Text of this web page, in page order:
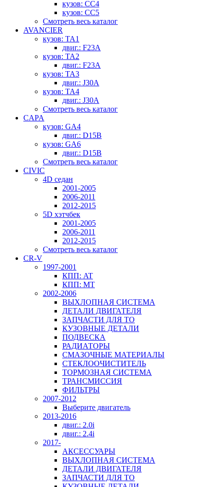
кузов: CC4
кузов: CC5
Смотреть весь каталог
AVANCIER
кузов: TA1
двиг.: F23A
кузов: TA2
двиг.: F23A
кузов: TA3
двиг.: J30A
кузов: TA4
двиг.: J30A
Смотреть весь каталог
CAPA
кузов: GA4
двиг.: D15B
кузов: GA6
двиг.: D15B
Смотреть весь каталог
CIVIC
4D седан
2001-2005
2006-2011
2012-2015
5D хэтчбек
2001-2005
2006-2011
2012-2015
Смотреть весь каталог
CR-V
1997-2001
КПП: AT
КПП: MT
2002-2006
ВЫХЛОПНАЯ СИСТЕМА
ДЕТАЛИ ДВИГАТЕЛЯ
ЗАПЧАСТИ ДЛЯ ТО
КУЗОВНЫЕ ДЕТАЛИ
ПОДВЕСКА
РАДИАТОРЫ
СМАЗОЧНЫЕ МАТЕРИАЛЫ
СТЕКЛООЧИСТИТЕЛЬ
ТОРМОЗНАЯ СИСТЕМА
ТРАНСМИССИЯ
ФИЛЬТРЫ
2007-2012
Выберите двигатель
2013-2016
двиг.: 2.0i
двиг.: 2.4i
2017-
АКСЕССУАРЫ
ВЫХЛОПНАЯ СИСТЕМА
ДЕТАЛИ ДВИГАТЕЛЯ
ЗАПЧАСТИ ДЛЯ ТО